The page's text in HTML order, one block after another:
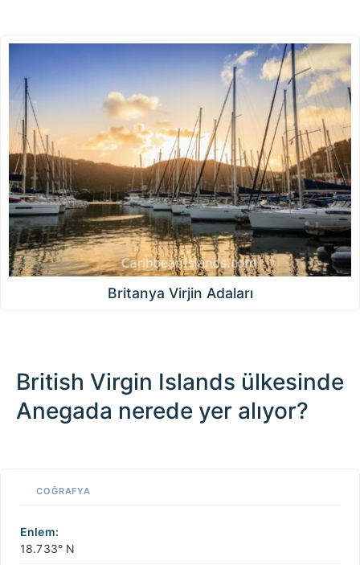
Britanya Virjin Adaları
British Virgin Islands ülkesinde
Anegada nerede yer alıyor?
100 km / 62.1 mi
−
COĞRAFYA
Enlem:
18.733° N